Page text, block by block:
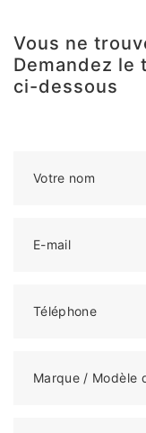
Vous ne
Demandez le
ci-dessous
Votre nom
E-mail
Téléphone
Marque / Modèle